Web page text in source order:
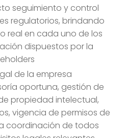
seguimiento y control
regulatorios, brindando
real en cada uno de los
dispuestos por la
de la empresa
oportuna, gestión de
propiedad intelectual,
vigencia de permisos de
coordinación de todos